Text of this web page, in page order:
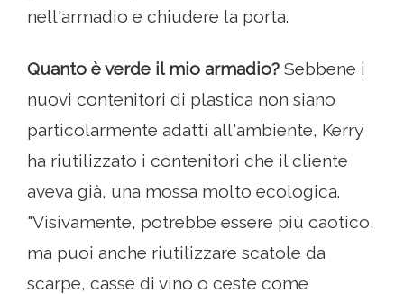
nell'armadio e chiudere la porta.
Quanto è verde il mio armadio? Sebbene i
nuovi contenitori di plastica non siano
particolarmente adatti all'ambiente, Kerry
ha riutilizzato i contenitori che il cliente
aveva già, una mossa molto ecologica.
"Visivamente, potrebbe essere più caotico,
ma puoi anche riutilizzare scatole da
scarpe, casse di vino o ceste come